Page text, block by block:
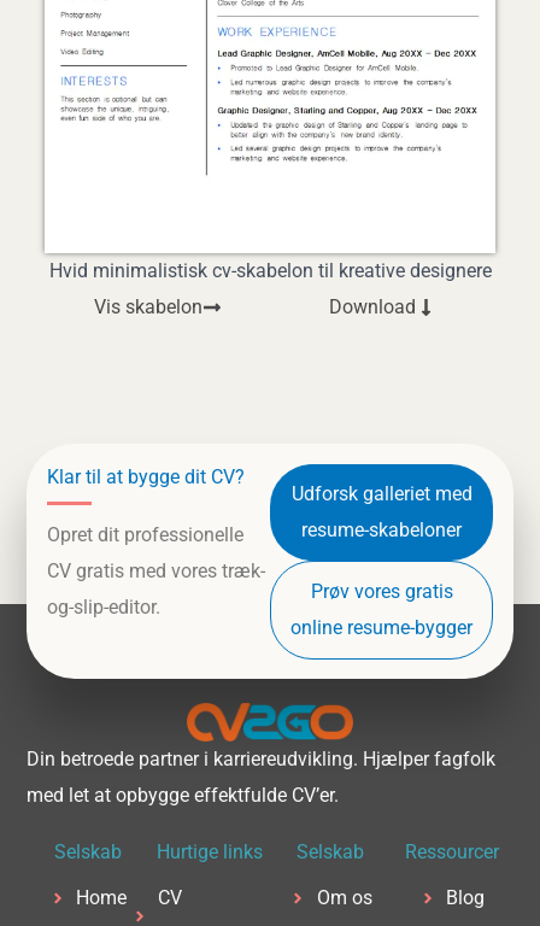
Hvid minimalistisk cv-skabelon til kreative designere
Vis skabelon
Download
Klar til at bygge dit CV?
Opret dit professionelle
CV gratis med vores træk-
og-slip-editor.
Udforsk galleriet med
resume-skabeloner
Prøv vores gratis
online resume-bygger
Din betroede partner i karriereudvikling. Hjælper fagfolk
med let at opbygge effektfulde CV’er.
Selskab
Home
Hurtige links
CV
Selskab
Om os
Ressourcer
Blog